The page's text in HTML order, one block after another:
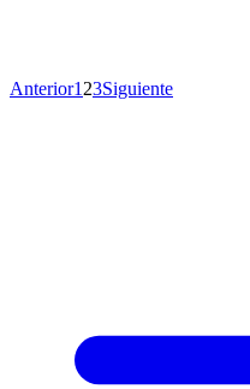
Anterior1 23Siguiente